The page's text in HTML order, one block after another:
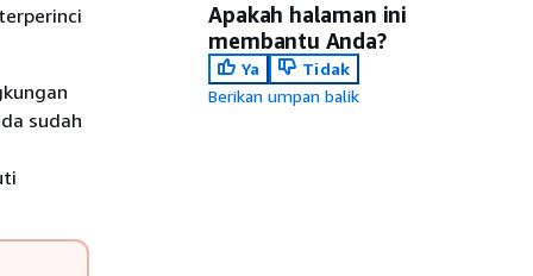
sudah
Apakah halaman ini
membantu Anda?
Ya
Tidak
Berikan umpan balik